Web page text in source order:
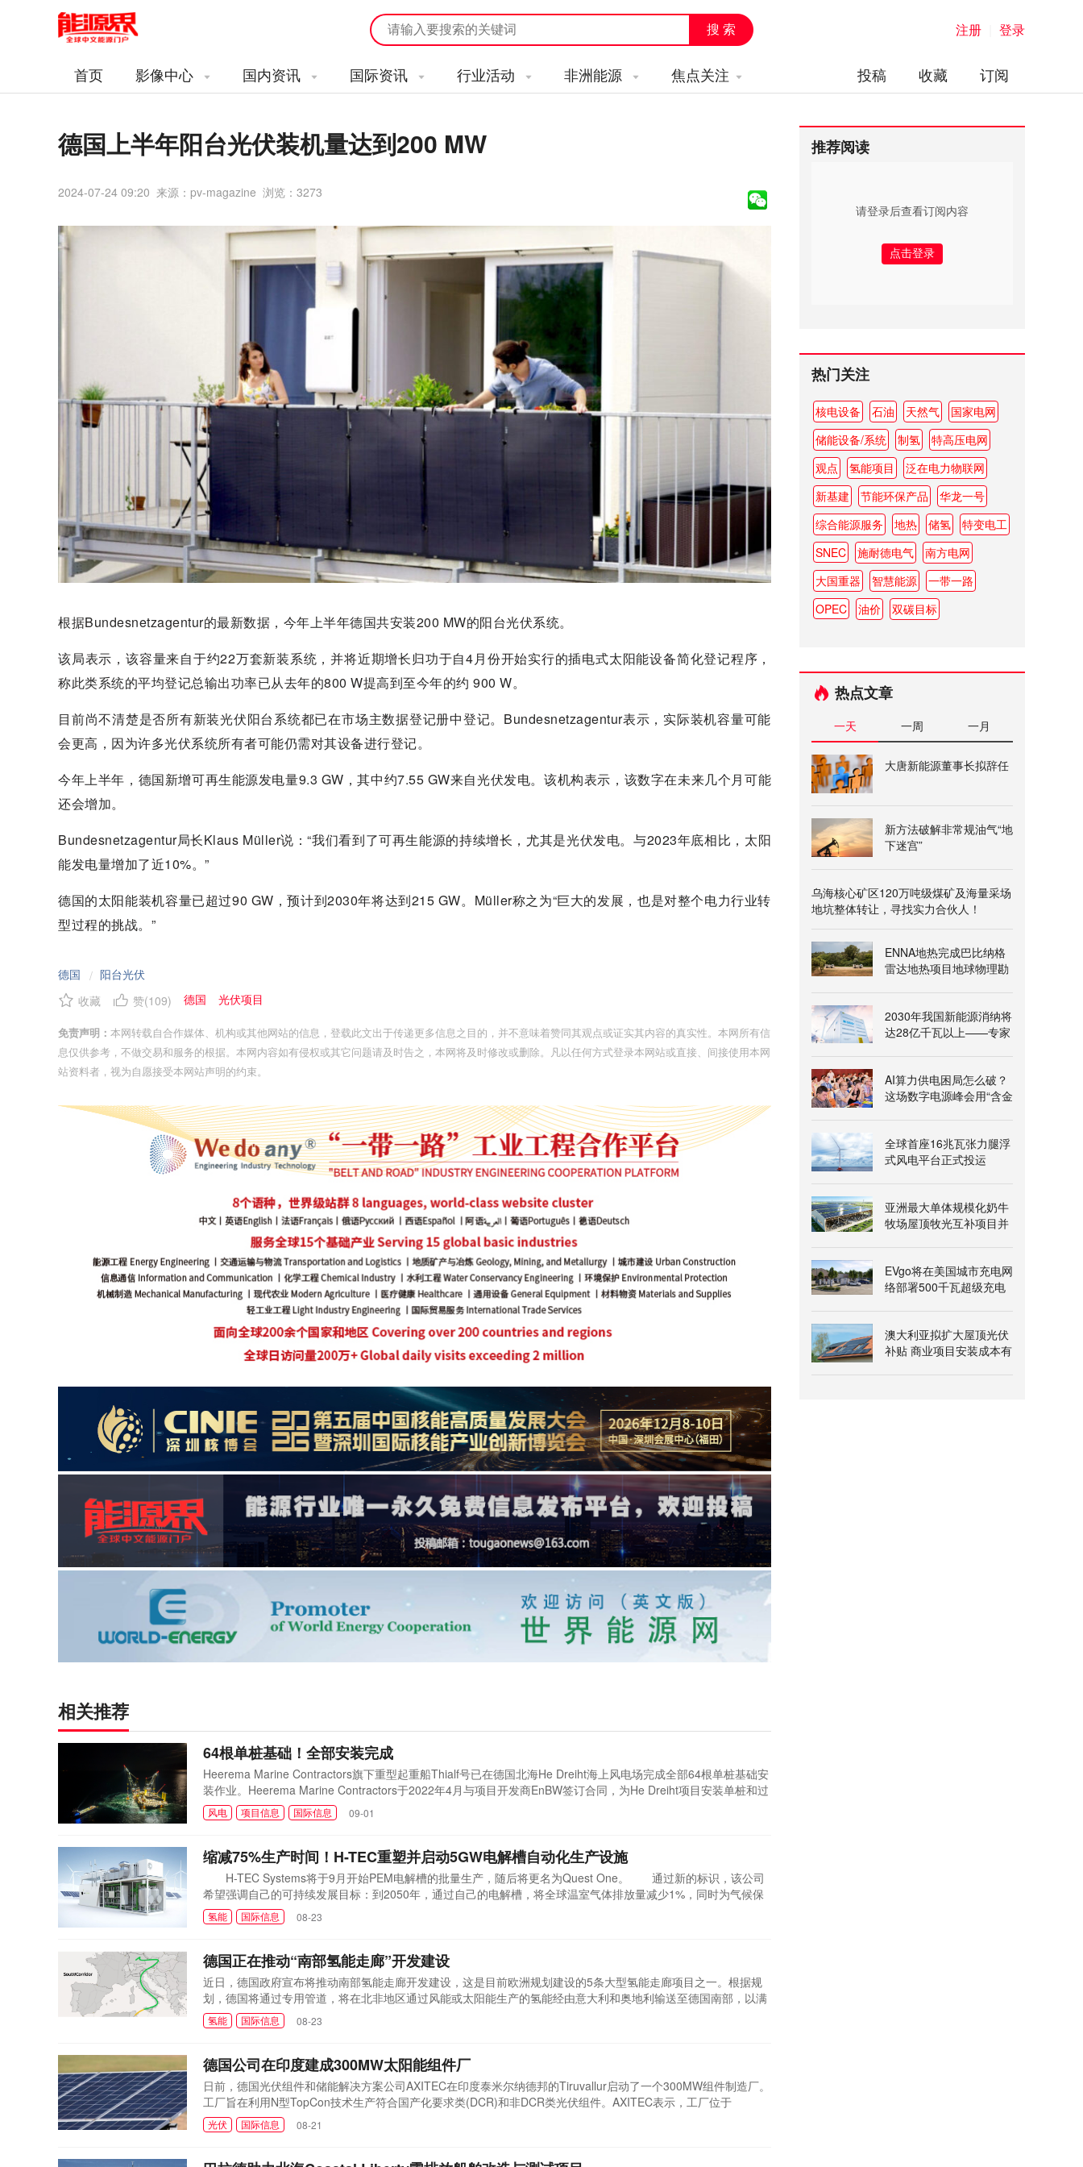
注册 登录
首页 影像中心 国内资讯 国际资讯 行业活动 非洲能源 焦点关注 订阅
收藏
投稿
德国上半年阳台光伏装机量达到200 MW
2024-07-24 09:20 来源：pv-magazine 浏览： 3273
根据Bundesnetzagentur的最新数据，今年上半年德国共安装200 MW的阳台光伏系统。
该局表示，该容量来自于约22万套新装系统，并将近期增长归功于自4月份开始实行的插电式太阳能设备简化登记程序，
称此类系统的平均登记总输出功率已从去年的800 W提高到至今年的约 900 W。
目前尚不清楚是否所有新装光伏阳台系统都已在市场主数据登记册中登记。Bundesnetzagentur表示，实际装机容量可能
会更高，因为许多光伏系统所有者可能仍需对其设备进行登记。
今年上半年，德国新增可再生能源发电量9.3 GW，其中约7.55 GW来自光伏发电。该机构表示，该数字在未来几个月可能
还会增加。
Bundesnetzagentur局长Klaus Müller说：“我们看到了可再生能源的持续增长，尤其是光伏发电。与2023年底相比，太阳
能发电量增加了近10%。”
德国的太阳能装机容量已超过90 GW，预计到2030年将达到215 GW。Müller称之为“巨大的发展，也是对整个电力行业转
型过程的挑战。”
德国 / 阳台光伏
收藏
赞(109) 德国 光伏项目
免责声明： 本网转载自合作媒体、机构或其他网站的信息，登载此文出于传递更多信息之目的，并不意味着赞同其观点或证实其内容的真实性。本网所有信
息仅供参考，不做交易和服务的根据。本网内容如有侵权或其它问题请及时告之，本网将及时修改或删除。凡以任何方式登录本网站或直接、间接使用本网
站资料者，视为自愿接受本网站声明的约束。
相关推荐
64根单桩基础！全部安装完成
Heerema Marine Contractors旗下重型起重船Thialf号已在德国北海He Dreiht海上风电场完成全部64根单桩基础安
装作业。Heerema Marine Contractors于2022年4月与项目开发商EnBW签订合同，为He Dreiht项目安装单桩和过
渡件。为实现最高水平的降噪以保护水下生物，该公司使用了专门为该项目设计的IHC IQIP双壁降噪系统NMS-
10000。首根单桩基础于今年5月安装完毕。每根单桩直径为9.2米，长达70米，重约1350吨，由Steelwind
风电 项目信息 国际信息 09-01
缩减75%生产时间！H-TEC重塑并启动5GW电解槽自动化生产设施
H-TEC Systems将于9月开始PEM电解槽的批量生产，随后将更名为Quest One。 通过新的标识，该公司
希望强调自己的可持续发展目标：到2050年，通过自己的电解槽，将全球温室气体排放量减少1%，同时为气候保
护做出贡献。 9月，H-TEC将在德国汉堡开设新的生产基地，该工厂满负荷时的潜在电解槽年产能将超过
5GW。这家德国公司表示：通过Gigahub的生产自动化，可以节省高达75%的生产时间。 一旦开发完成，这些
氢能 国际信息 08-23
德国正在推动“南部氢能走廊”开发建设
近日，德国政府宣布将推动南部氢能走廊开发建设，这是目前欧洲规划建设的5条大型氢能走廊项目之一。根据规
划，德国将通过专用管道，将在北非地区通过风能或太阳能生产的氢能经由意大利和奥地利输送至德国南部，以满
足当地对氢能日益增长的需求。今年6月，德国政府还正式通过《氢能加速法案》，旨在加快氢能基础设施、进口
及生产设施的建设步伐。近年来，德国政府持续加大氢能产业支持力度，丰富产业应用场景，以期到2030年成为氢
氢能 国际信息 08-23
德国公司在印度建成300MW太阳能组件厂
日前，德国光伏组件和储能解决方案公司AXITEC在印度泰米尔纳德邦的Tiruvallur启动了一个300MW组件制造厂。
工厂旨在利用N型TopCon技术生产符合国产化要求类(DCR)和非DCR类光伏组件。AXITEC表示，工厂位于
Tiruvallur郊区，地理位置优越，有助于高效生产并能加强对供应链的控制，确保及时交付产品。工厂已投运，公司
计划在短期内将产能提高一倍。此次扩建是AXITEC为满足日益增长的市场需求、提升快速提供高质量太阳能解决
光伏 国际信息 08-21
推荐阅读
请登录后查看订阅内容
热门关注
核电设备 石油 天然气
国家电网
储能设备/系统
制氢
特高压电网
观点
氢能项目
泛在电力物联网
新基建
节能环保产品
华龙一号
综合能源服务
地热 储氢
特变电工
SNEC
施耐德电气
南方电网
大国重器
智慧能源
一带一路
OPEC
油价 双碳目标
热点文章
一天 一周 一月
大唐新能源董事长拟辞任
新方法破解非常规油气“地
下迷宫”
乌海核心矿区120万吨级煤矿及海量采场
地坑整体转让，寻找实力合伙人！
ENNA地热完成巴比纳格
雷达地热项目地球物理勘
2030年我国新能源消纳将
达28亿千瓦以上——专家
AI算力供电困局怎么破？
这场数字电源峰会用“含金
全球首座16兆瓦张力腿浮
式风电平台正式投运
亚洲最大单体规模化奶牛
牧场屋顶牧光互补项目并
EVgo将在美国城市充电网
络部署500千瓦超级充电
澳大利亚拟扩大屋顶光伏
补贴 商业项目安装成本有